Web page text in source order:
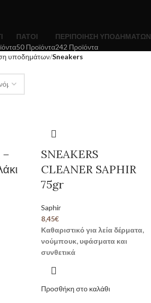
ΠΆΤΟΙ
50 Προϊόντα
ΠΕΡΙΠΟΊΗΣΗ ΥΠΟΔΗΜΆΤΩΝ
242 Προϊόντα
υποδημάτων Sneakers
SNEAKERS
CLEANER SAPHIR
75gr
Saphir
8,45€
Καθαριστικό για λεία δέρματα,
νούμπουκ, υφάσματα και
συνθετικά
Προσθήκη στο καλάθι